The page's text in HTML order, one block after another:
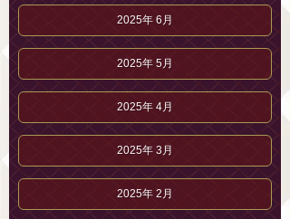
2025年 6月
2025年 5月
2025年 4月
2025年 3月
2025年 2月